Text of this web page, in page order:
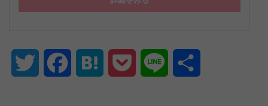
Twitter FacebookHatena Pocket Line